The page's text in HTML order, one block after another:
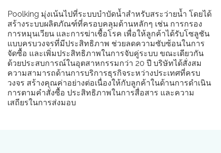
Poolking มุ่งเน้นไปที่ระบบบำบัดน้ำสำหรับสระว่ายน้ำ โดยได้
สร้างระบบผลิตภัณฑ์ที่ครอบคลุมด้านหลักๆ เช่น การกรอง
การหมุนเวียน และการฆ่าเชื้อโรค เพื่อให้ลูกค้าได้รับโซลูชัน
แบบครบวงจรที่มีประสิทธิภาพ ช่วยลดความซับซ้อนในการ
จัดซื้อ และเพิ่มประสิทธิภาพในการจับคู่ระบบ ขณะเดียวกัน
ด้วยประสบการณ์ในอุตสาหกรรมกว่า 20 ปี บริษัทได้สั่งสม
ความสามารถด้านการบริการธุรกิจระหว่างประเทศที่ครบ
วงจร สร้างคุณค่าอย่างต่อเนื่องให้กับลูกค้าในด้านการดำเนิน
การตามคำสั่งซื้อ ประสิทธิภาพในการสื่อสาร และความ
เสถียรในการส่งมอบ